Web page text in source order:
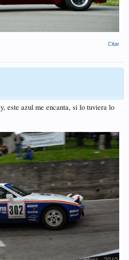
Citar
este azul me encanta, si lo tuviera lo